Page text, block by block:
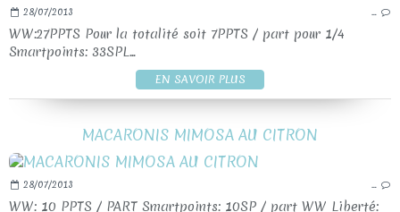
28/07/2013 …
WW:27PPTS Pour la totalité soit 7PPTS / part pour 1/4
Smartpoints: 33SPL...
EN SAVOIR PLUS
MACARONIS MIMOSA AU CITRON
28/07/2013 …
WW: 10 PPTS / PART Smartpoints: 10SP / part WW Liberté: